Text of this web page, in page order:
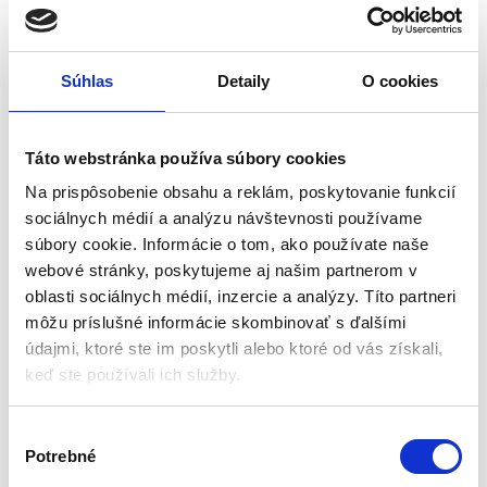
Súhlas Detaily O cookies
Táto webstránka používa súbory cookies
Na prispôsobenie obsahu a reklám, poskytovanie funkcií
sociálnych médií a analýzu návštevnosti používame
súbory cookie. Informácie o tom, ako používate naše
webové stránky, poskytujeme aj našim partnerom v
oblasti sociálnych médií, inzercie a analýzy. Títo partneri
môžu príslušné informácie skombinovať s ďalšími
údajmi, ktoré ste im poskytli alebo ktoré od vás získali,
keď ste používali ich služby.
Potrebné
tom, že vzdelávanie hrou je najefektívnejšia forma učenia, je už
Rozvíja schopnosti– odpalovač balónov rozvíja manuálne
hračka na precvičovanie trpezlivosti a koordinácie, ktorá zároveň
pozitívne vplýva na predstavivosť.
Autá a balóny v cene– pumpa na hračky je pripravená na
zábavu a nepotrebuje žiadne batérie. Sada už obsahuje dve autá a
až 12 balónov, ktoré stačí na nafukovanie pumpou a užijete si tak
zábavu.
Špecifikácia
Rozmery čerpadla: 23/12/12 cm
Hmotnosť: 0,340 kg